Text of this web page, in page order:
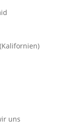
uns